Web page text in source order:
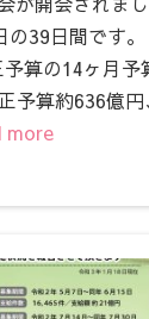
の39日間です
算の14ヶ月予
予算約636億
more